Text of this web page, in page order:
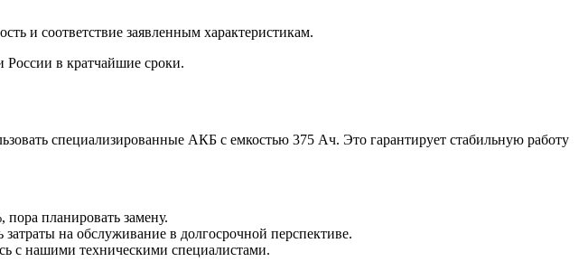
и соответствие заявленным характеристикам.
в кратчайшие сроки.
специализированные АКБ с емкостью 375 Ач. Это гарантирует стабильную работу
планировать замену.
на обслуживание в долгосрочной перспективе.
с нашими техническими специалистами.